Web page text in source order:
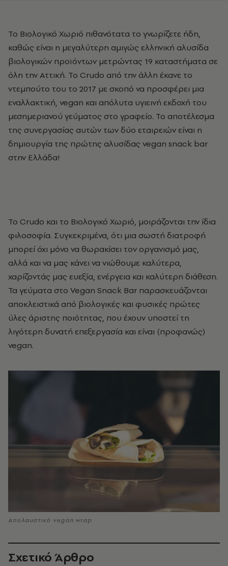
Το Βιολογικό Χωριό πιθανότατα το γνωρίζετε ήδη,
καθώς είναι η μεγαλύτερη αμιγώς ελληνική αλυσίδα
βιολογικών προϊόντων μετρώντας 19 καταστήματα σε
όλη την Αττική. Το Crudo από την άλλη έκανε το
ντεμπούτο του το 2017 με σκοπό να προσφέρει μια
εναλλακτική, vegan και απόλυτα υγιεινή εκδοχή του
μεσημεριανού γεύματος στο γραφείο. Το αποτέλεσμα
της συνεργασίας αυτών των δύο εταιρειών είναι η
δημιουργία της πρώτης αλυσίδας vegan snack bar
στην Ελλάδα!
Το Crudo και το Βιολογικό Χωριό, μοιράζονται την ίδια
φιλοσοφία. Συγκεκριμένα, ότι μια σωστή διατροφή
μπορεί όχι μόνο να θωρακίσει τον οργανισμό μας,
αλλά και να μας κάνει να νιώθουμε καλύτερα,
χαρίζοντάς μας ευεξία, ενέργεια και καλύτερη διάθεση.
Τα γεύματα στο Vegan Snack Bar παρασκευάζονται
αποκλειστικά από βιολογικές και φυσικές πρώτες
ύλες άριστης ποιότητας, που έχουν υποστεί τη
λιγότερη δυνατή επεξεργασία και είναι (προφανώς)
vegan.
Απολαυστικό vegan wrap
Σχετικό Άρθρο